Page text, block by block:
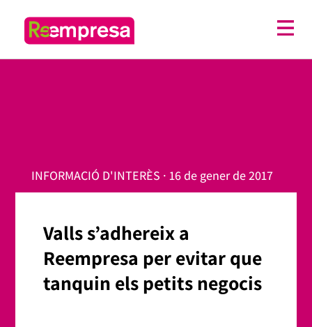
INFORMACIÓ D'INTERÈS · 16 de gener de 2017
Valls s’adhereix a
Reempresa per evitar que
tanquin els petits negocis